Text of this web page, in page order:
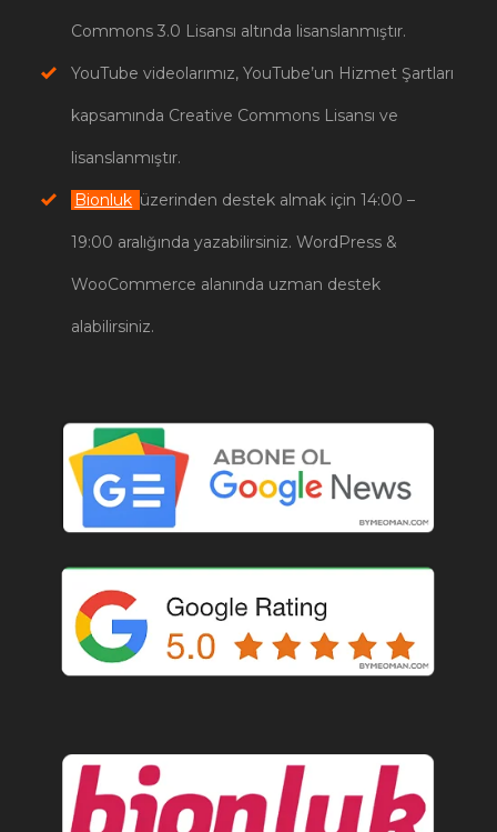
Commons 3.0 Lisansı altında lisanslanmıştır.
YouTube videolarımız, YouTube’un Hizmet Şartları
kapsamında Creative Commons Lisansı ve
lisanslanmıştır.
Bionluk üzerinden destek almak için 14:00 –
19:00 aralığında yazabilirsiniz. WordPress &
WooCommerce alanında uzman destek
alabilirsiniz.